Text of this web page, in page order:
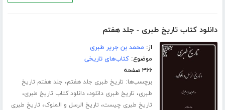
دانلود کتاب تاریخ طبری - جلد هفتم
از: محمد بن جریر طبری
موضوع:کتاب‌های تاریخی
۳۶۶ صفحه
برچسب‌ها: تاریخ طبری جلد هفتم، جلد هفتم تاریخ
طبری، تاریخ طبری دانلود،دانلود کتاب تاریخ طبری،
تاریخ طبری چیست، تاریخ الرسل و الملوک، تاریخ طبری